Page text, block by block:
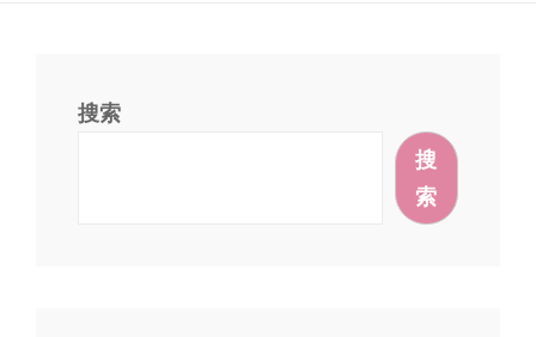
搜索
搜
索